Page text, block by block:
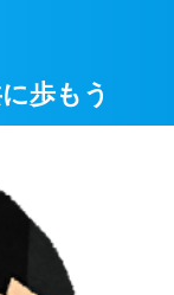
歩もう